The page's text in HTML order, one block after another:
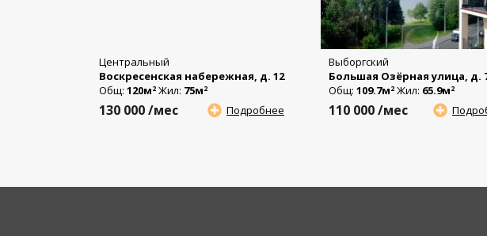
Центральный
Воскресенская набережная, д. 12
Общ: 120м2 Жил: 75м2
Подробнее
130 000/мес
Выборгский
Большая Озёрная улица, д.
Общ: 109.7м2 Жил: 65.9м2
110 000/мес